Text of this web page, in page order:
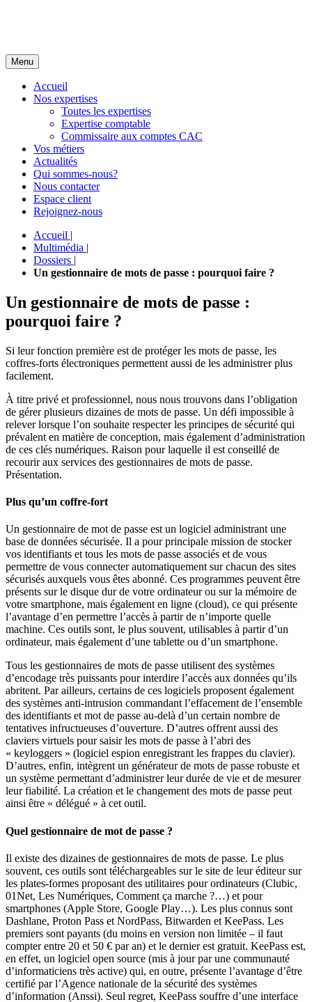
Menu
Accueil
Nos expertises
Toutes les expertises
Expertise comptable
Commissaire aux comptes CAC
Vos métiers
Actualités
Qui sommes-nous?
Nous contacter
Espace client
Rejoignez-nous
Accueil |
Multimédia |
Dossiers |
Un gestionnaire de mots de passe : pourquoi faire ?
Un gestionnaire de mots de passe :
pourquoi faire ?
Si leur fonction première est de protéger les mots de passe, les
coffres-forts électroniques permettent aussi de les administrer plus
facilement.
À titre privé et professionnel, nous nous trouvons dans l’obligation
de gérer plusieurs dizaines de mots de passe. Un défi impossible à
relever lorsque l’on souhaite respecter les principes de sécurité qui
prévalent en matière de conception, mais également d’administration
de ces clés numériques. Raison pour laquelle il est conseillé de
recourir aux services des gestionnaires de mots de passe.
Présentation.
Plus qu’un coffre-fort
Un gestionnaire de mot de passe est un logiciel administrant une
base de données sécurisée. Il a pour principale mission de stocker
vos identifiants et tous les mots de passe associés et de vous
permettre de vous connecter automatiquement sur chacun des sites
sécurisés auxquels vous êtes abonné. Ces programmes peuvent être
présents sur le disque dur de votre ordinateur ou sur la mémoire de
votre smartphone, mais également en ligne (cloud), ce qui présente
l’avantage d’en permettre l’accès à partir de n’importe quelle
machine. Ces outils sont, le plus souvent, utilisables à partir d’un
ordinateur, mais également d’une tablette ou d’un smartphone.
Tous les gestionnaires de mots de passe utilisent des systèmes
d’encodage très puissants pour interdire l’accès aux données qu’ils
abritent. Par ailleurs, certains de ces logiciels proposent également
des systèmes anti-intrusion commandant l’effacement de l’ensemble
des identifiants et mot de passe au-delà d’un certain nombre de
tentatives infructueuses d’ouverture. D’autres offrent aussi des
claviers virtuels pour saisir les mots de passe à l’abri des
« keyloggers » (logiciel espion enregistrant les frappes du clavier).
D’autres, enfin, intègrent un générateur de mots de passe robuste et
un système permettant d’administrer leur durée de vie et de mesurer
leur fiabilité. La création et le changement des mots de passe peut
ainsi être « délégué » à cet outil.
Quel gestionnaire de mot de passe ?
Il existe des dizaines de gestionnaires de mots de passe. Le plus
souvent, ces outils sont téléchargeables sur le site de leur éditeur sur
les plates-formes proposant des utilitaires pour ordinateurs (Clubic,
01Net, Les Numériques, Comment ça marche ?…) et pour
smartphones (Apple Store, Google Play…). Les plus connus sont
Dashlane, Proton Pass et NordPass, Bitwarden et KeePass. Les
premiers sont payants (du moins en version non limitée – il faut
compter entre 20 et 50 € par an) et le dernier est gratuit. KeePass est,
en effet, un logiciel open source (mis à jour par une communauté
d’informaticiens très active) qui, en outre, présente l’avantage d’être
certifié par l’Agence nationale de la sécurité des systèmes
d’information (Anssi). Seul regret, KeePass souffre d’une interface